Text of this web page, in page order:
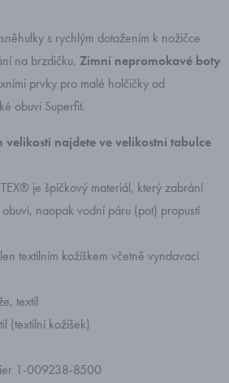
s rychlým dotažením k nožičce
na brzdičku. Zimní nepromokavé boty
prvky pro malé holčičky od
obuvi Superfit.
najdete ve velikostní tabulce
je špičkový materiál, který zabrání
naopak vodní páru (pot) propustí
textilním kožíškem včetně vyndavací
textil
(textilní kožíšek)
1-009238-8500